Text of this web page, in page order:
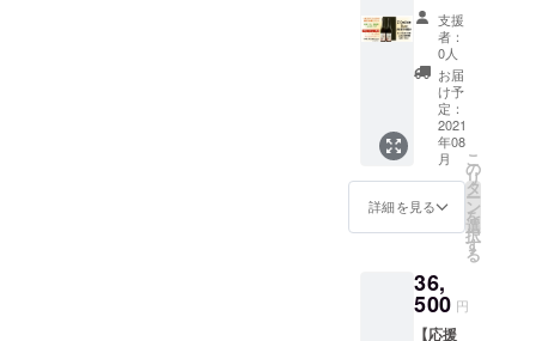
ぞれ送
る。 ・
1～3
セット
を誰に
配送す
るかは
全て運
営者に
る。
（SNS
公募 ）
【ご住
所をご
指定す
として
送りた
い方が
いる場
合、送
りたい
お相手
の情報
をそれ
指定く
ださ
ない場
合は
SNSで
UZUME
Relaxat
ion
Level 3
純米大
吟醸
720ml ×
１本 ・
Party
Goddes
UZUME
Relaxat
ion
Level 2
Party
Goddes
UZUME
Relaxat
Level 3
純米大
吟醸
300ml ×
s
UZUME
for
3セッ
ト】
720ml 2
本を2本
箱で３
件の宛
先にお
送りし
ます。
お届け
先は備
考欄、
もしく
セージ
でお知
らせく
ださ
支援
者：
0人
お届
け予
定：
2021
年08
月
詳細を見る
こ
の
リ
タ
ー
ン
を
選
択
す
る
36,
500 円
【応援